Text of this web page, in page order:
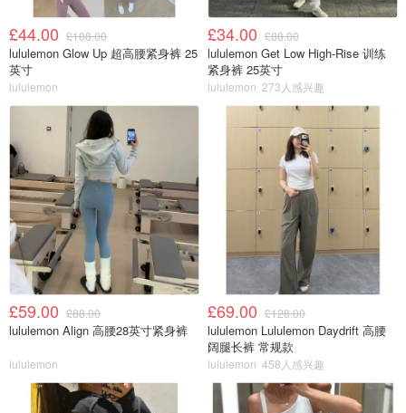
£44.00 £108.00
lululemon Glow Up 超高腰紧身裤 25
英寸
lululemon
£34.00 £88.00
lululemon Get Low High-Rise 训练
紧身裤 25英寸
lululemon 273人感兴趣
£59.00 £88.00
lululemon Align 高腰28英寸紧身裤
lululemon
£69.00 £128.00
lululemon Lululemon Daydrift 高腰
阔腿长裤 常规款
lululemon 458人感兴趣